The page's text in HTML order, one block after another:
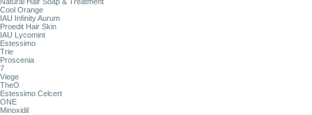
Cool Orange
IAU Infinity Aurum
Proedit Hair Skin
IAU Lycomint
Estessimo
Trie
Proscenia
7
Viege
TheO
Estessimo Celcert
ONE
Minoxidil